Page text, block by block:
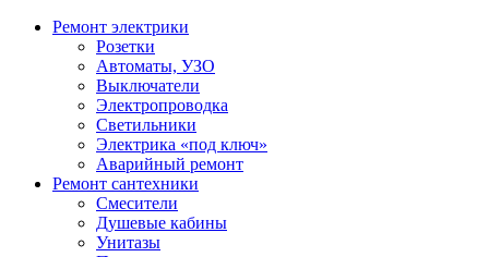
Ремонт электрики
Розетки
Автоматы, УЗО
Выключатели
Электропроводка
Светильники
Электрика «под ключ»
Аварийный ремонт
Ремонт сантехники
Смесители
Душевые кабины
Унитазы